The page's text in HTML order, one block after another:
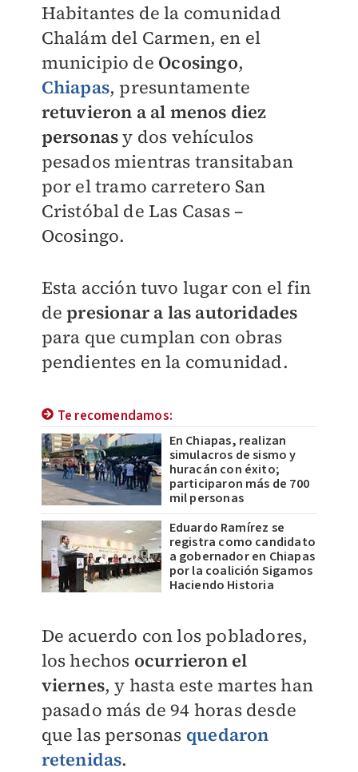
Habitantes de la comunidad
Chalám del Carmen, en el
municipio de Ocosingo,
Chiapas, presuntamente
retuvieron a al menos diez
personasy dos vehículos
pesados mientras transitaban
por el tramo carretero San
Cristóbal de Las Casas –
Ocosingo.
Esta acción tuvo lugar con el fin
depresionar a las autoridades
para que cumplan con obras
pendientes en la comunidad.
Te recomendamos:
En Chiapas, realizan
simulacros de sismo y
huracán con éxito;
participaron más de 700
mil personas
Eduardo Ramírez se
registra como candidato
a gobernador en Chiapas
por la coalición Sigamos
Haciendo Historia
De acuerdo con los pobladores,
los hechos ocurrieron el
viernes, y hasta este martes han
pasado más de 94 horas desde
que las personas quedaron
retenidas.